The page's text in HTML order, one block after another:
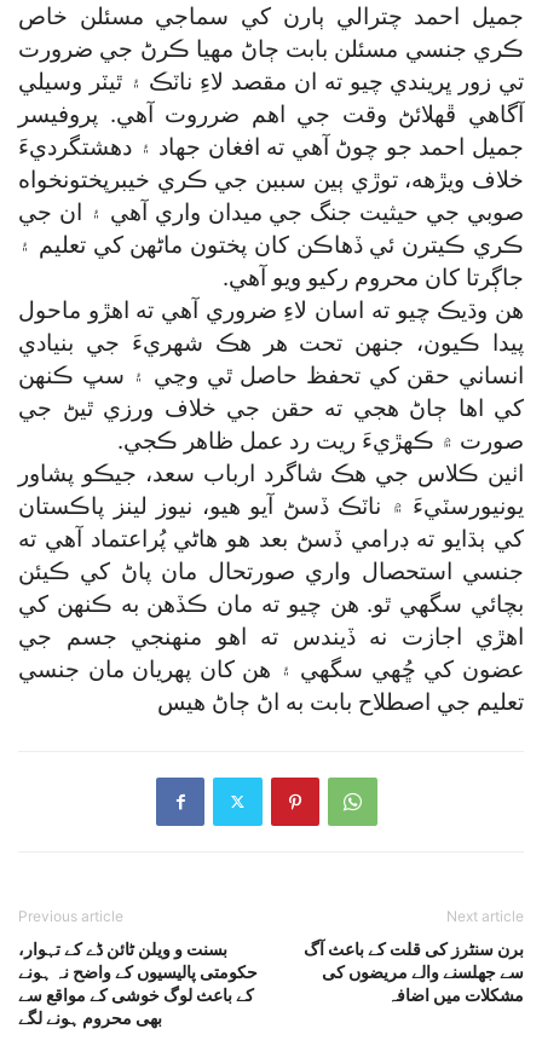
جميل احمد چترالي ٻارن کي سماجي مسئلن خاص
ڪري جنسي مسئلن بابت ڄاڻ مهيا ڪرڻ جي ضرورت
تي زور ڀريندي چيو ته ان مقصد لاءِ ناٽڪ ۽ ٿيٽر وسيلي
آگاهي ڦهلائڻ وقت جي اهم ضرروت آهي. پروفيسر
جميل احمد جو چوڻ آهي ته افغان جهاد ۽ دهشتگرديءَ
خلاف ويڙهه، توڙي ٻين سببن جي ڪري خيبرپختونخواه
صوبي جي حيثيت جنگ جي ميدان واري آهي ۽ ان جي
ڪري ڪيترن ئي ڏهاڪن کان پختون ماڻهن کي تعليم ۽
جاڳرتا کان محروم رکيو ويو آهي.
هن وڌيڪ چيو ته اسان لاءِ ضروري آهي ته اهڙو ماحول
پيدا ڪيون، جنهن تحت هر هڪ شهريءَ جي بنيادي
انساني حقن کي تحفظ حاصل ٿي وڃي ۽ سڀ ڪنهن
کي اها ڄاڻ هجي ته حقن جي خلاف ورزي ٿيڻ جي
صورت ۾ ڪهڙيءَ ريت رد عمل ظاهر ڪجي.
اٺين ڪلاس جي هڪ شاگرد ارباب سعد، جيڪو پشاور
يونيورسٽيءَ ۾ ناٽڪ ڏسڻ آيو هيو، نيوز لينز پاڪستان
کي ٻڌايو ته ڊرامي ڏسڻ بعد هو هاڻي پُراعتماد آهي ته
جنسي استحصال واري صورتحال مان پاڻ کي ڪيئن
بچائي سگھي ٿو. هن چيو ته مان ڪڏهن به ڪنهن کي
اهڙي اجازت نه ڏيندس ته اهو منهنجي جسم جي
عضون کي ڇُهي سگھي ۽ هن کان پهريان مان جنسي
تعليم جي اصطلاح بابت به اڻ ڄاڻ هيس
Previous article
بسنت و ویلن ٹائن ڈے کے تہوار،
حکومتی پالیسیوں کے واضح نہ ہونے
کے باعث لوگ خوشی کے مواقع سے
بھی محروم ہونے لگے
Next article
برن سنٹرز کی قلت کے باعث آگ
سے جھلسنے والے مریضوں کی
مشکلات میں اضافہ